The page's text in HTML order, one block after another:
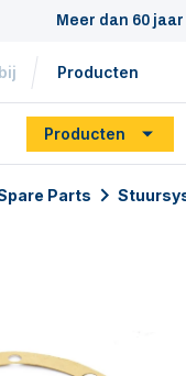
Meer dan 60
Producten
Producten
Parts